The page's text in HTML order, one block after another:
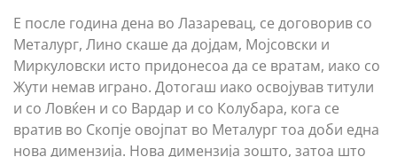
Е после година дена во Лазаревац, се договорив со
Металург, Лино скаше да дојдам, Мојсовски и
Миркуловски исто придонесоа да се вратам, иако со
Жути немав играно. Дотогаш иако освојував титули
и со Ловќен и со Вардар и со Колубара, кога се
вратив во Скопје овојпат во Металург тоа доби една
нова димензија. Нова димензија зошто, затоа што